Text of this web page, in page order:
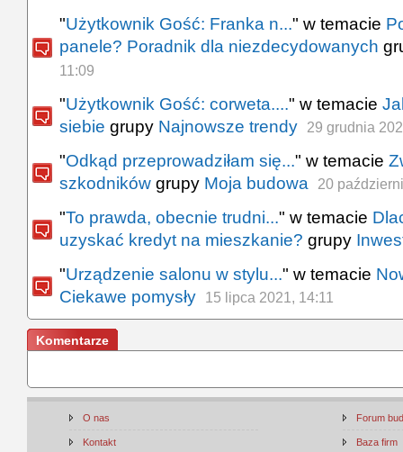
"Użytkownik Gość: Franka n..." w temacie
panele? Poradnik dla niezdecydowanych
11:09
"Użytkownik Gość: corweta...." w temacie
siebie grupy Najnowsze trendy 29 grudnia
"Odkąd przeprowadziłam się..." w temacie
szkodników grupy Moja budowa 20
"To prawda, obecnie trudni..." w temacie
uzyskać kredyt na mieszkanie? grupy
"Urządzenie salonu w stylu..." w temacie
Ciekawe pomysły
15 lipca 2021, 14:11
Komentarze
O nas
Kontakt
Forum
Baza firm